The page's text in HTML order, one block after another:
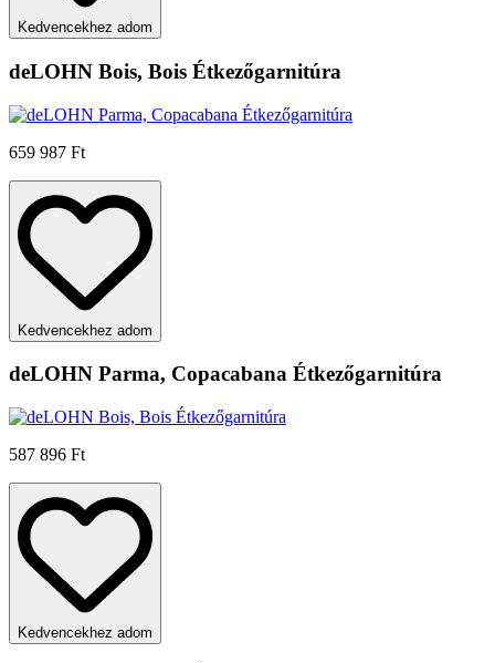
Kedvencekhez adom
deLOHN Bois, Bois Étkezőgarnitúra
659 987 Ft
Kedvencekhez adom
deLOHN Parma, Copacabana Étkezőgarnitúra
587 896 Ft
Kedvencekhez adom